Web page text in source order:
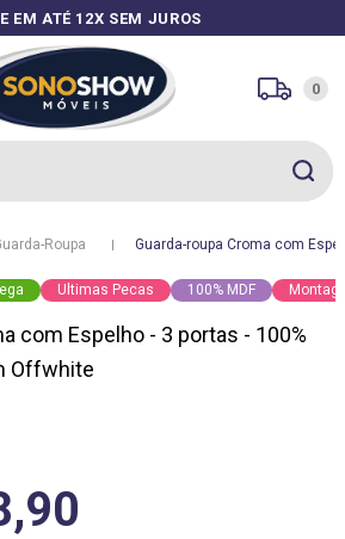
EM ATÉ 12X SEM JUROS
0
Roupa Guarda-roupa Croma com
Ultimas Pecas 100% MDF
com Espelho - 3 portas - 100%
Offwhite